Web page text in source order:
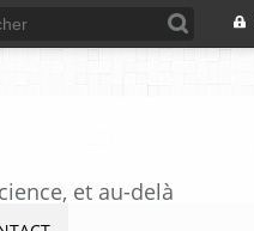
et au-delà